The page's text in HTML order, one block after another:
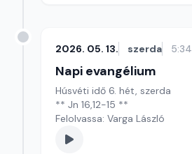
2026. 05. 13. szerda 5:34
Napi evangélium
Húsvéti idő 6. hét, szerda
** Jn 16,12-15 **
Felolvassa: Varga László